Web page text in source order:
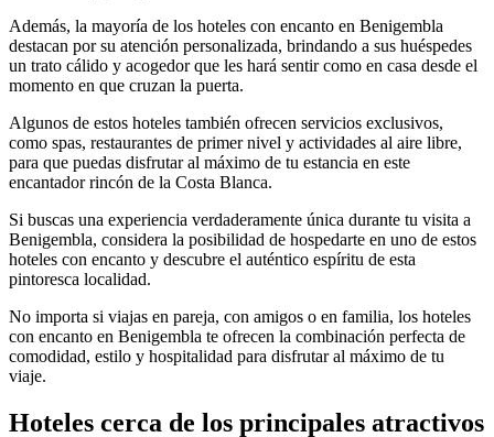
Además, la mayoría de los hoteles con encanto en Benigembla
destacan por su atención personalizada, brindando a sus huéspedes
un trato cálido y acogedor que les hará sentir como en casa desde el
momento en que cruzan la puerta.
Algunos de estos hoteles también ofrecen servicios exclusivos,
como spas, restaurantes de primer nivel y actividades al aire libre,
para que puedas disfrutar al máximo de tu estancia en este
encantador rincón de la Costa Blanca.
Si buscas una experiencia verdaderamente única durante tu visita a
Benigembla, considera la posibilidad de hospedarte en uno de estos
hoteles con encanto y descubre el auténtico espíritu de esta
pintoresca localidad.
No importa si viajas en pareja, con amigos o en familia, los hoteles
con encanto en Benigembla te ofrecen la combinación perfecta de
comodidad, estilo y hospitalidad para disfrutar al máximo de tu
viaje.
Hoteles cerca de los principales atractivos